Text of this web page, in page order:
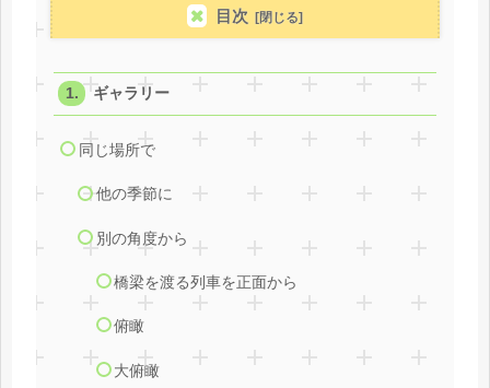
目次
ギャラリー
同じ場所で
他の季節に
別の角度から
橋梁を渡る列車を正面から
俯瞰
大俯瞰